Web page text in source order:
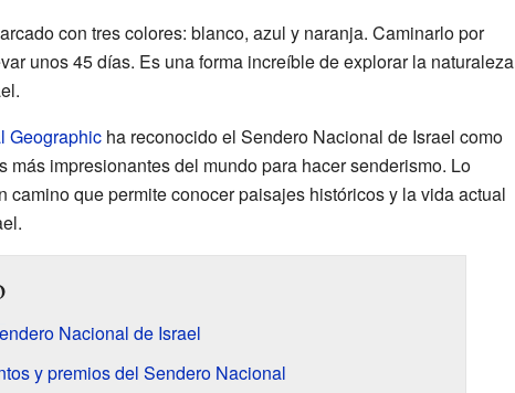
con tres colores: blanco, azul y naranja. Caminarlo por
unos 45 días. Es una forma increíble de explorar la naturaleza
Geographicha reconocido el Sendero Nacional de Israel como
más impresionantes del mundo para hacer senderismo. Lo
camino que permite conocer paisajes históricos y la vida actual
Nacional de Israel
y premios del Sendero Nacional